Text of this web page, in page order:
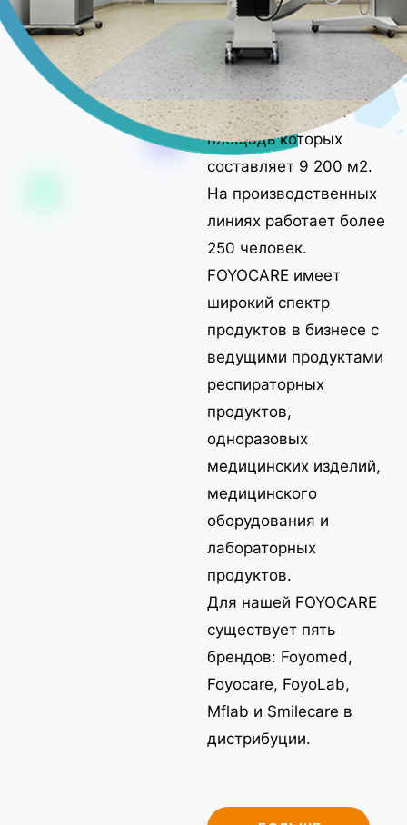
площадью 15 500 м2.
Среди них 100 000
чистых мастерских и
уборочная, общая
площадь которых
составляет 9 200 м2.
На производственных
линиях работает более
250 человек.
FOYOCARE имеет
широкий спектр
продуктов в бизнесе с
ведущими продуктами
респираторных
продуктов,
одноразовых
медицинских изделий,
медицинского
оборудования и
лабораторных
продуктов.
Для нашей FOYOCARE
существует пять
брендов: Foyomed,
Foyocare, FoyoLab,
Mflab и Smilecare в
дистрибуции.